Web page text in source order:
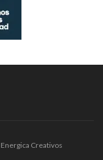
Energica Creativos